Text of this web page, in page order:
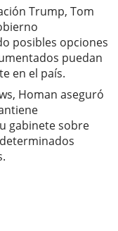
Trump, Tom
posibles opciones
puedan
en el país.
Homan aseguró
gabinete sobre